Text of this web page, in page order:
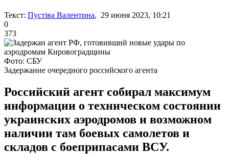
Текст: Пустіва Валентина, 29 июня 2023, 10:21
0
373
Фото: СБУ
Задержание очередного российского агента
Российский агент собирал максимум
информации о техническом состоянии
украинских аэродромов и возможном
наличии там боевых самолетов и
складов с боеприпасами ВСУ.